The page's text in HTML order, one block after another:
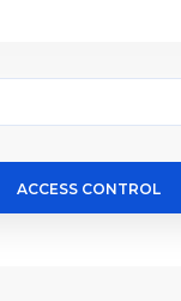
ACCESS CONTROL